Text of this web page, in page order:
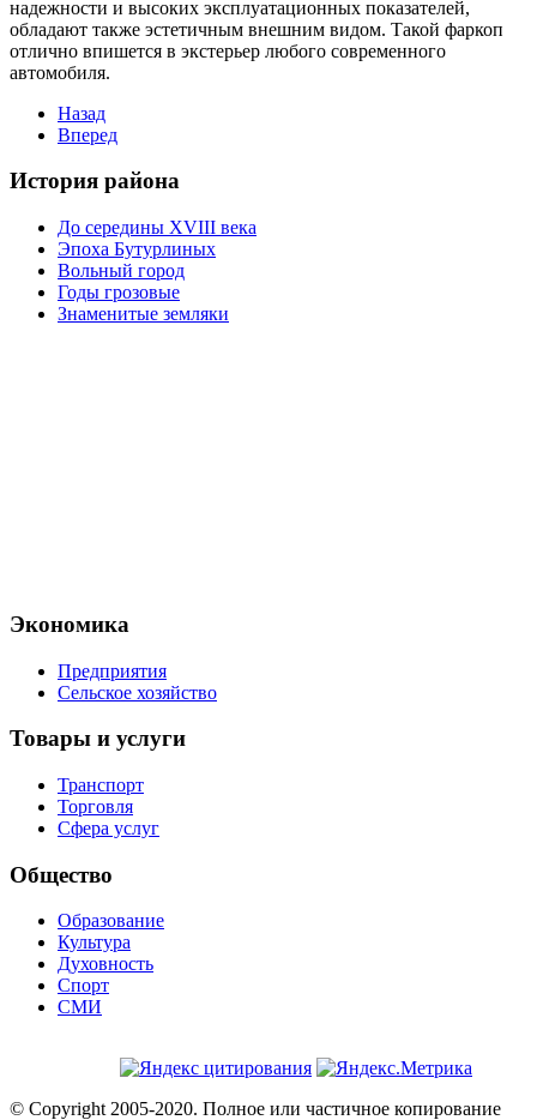
надежности и высоких эксплуатационных показателей,
обладают также эстетичным внешним видом. Такой фаркоп
отлично впишется в экстерьер любого современного
автомобиля.
Назад
Вперед
История района
До середины XVIII века
Эпоха Бутурлиных
Вольный город
Годы грозовые
Знаменитые земляки
Экономика
Предприятия
Сельское хозяйство
Товары и услуги
Транспорт
Торговля
Сфера услуг
Общество
Образование
Культура
Духовность
Спорт
СМИ
© Copyright 2005-2020. Полное или частичное копирование